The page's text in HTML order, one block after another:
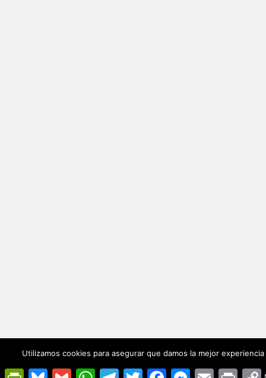
PrintFriendly
BlueskyGmail WhatsAppTelegramTwitter FacebookMessenger
Email Print
Utilizamos cookies para asegurar que damos la mejor